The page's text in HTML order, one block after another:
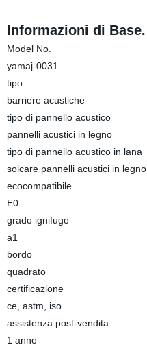
Informazioni di Base.
Model No.
yamaj-0031
tipo
barriere acustiche
tipo di pannello acustico
pannelli acustici in legno
tipo di pannello acustico in lana
solcare pannelli acustici in legno
ecocompatibile
E0
grado ignifugo
a1
bordo
quadrato
certificazione
ce, astm, iso
assistenza post-vendita
1 anno